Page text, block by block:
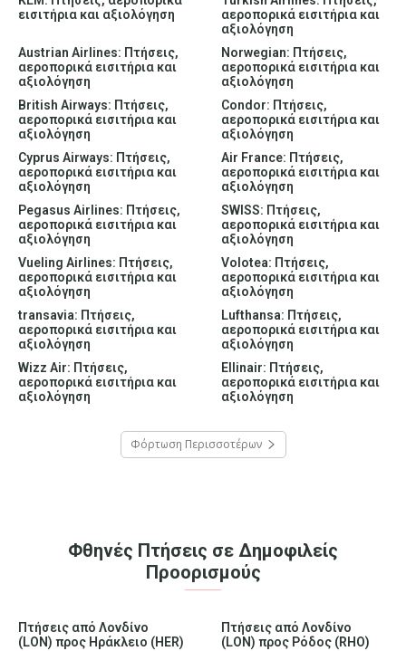
εισιτήρια και αξιολόγηση
αεροπορικά εισιτήρια και
αξιολόγηση
Austrian Airlines: Πτήσεις,
αεροπορικά εισιτήρια και
αξιολόγηση
Norwegian: Πτήσεις,
αεροπορικά εισιτήρια και
αξιολόγηση
British Airways: Πτήσεις,
αεροπορικά εισιτήρια και
αξιολόγηση
Condor: Πτήσεις,
αεροπορικά εισιτήρια και
αξιολόγηση
Cyprus Airways: Πτήσεις,
αεροπορικά εισιτήρια και
αξιολόγηση
Air France: Πτήσεις,
αεροπορικά εισιτήρια και
αξιολόγηση
Pegasus Airlines: Πτήσεις,
αεροπορικά εισιτήρια και
αξιολόγηση
SWISS: Πτήσεις,
αεροπορικά εισιτήρια και
αξιολόγηση
Vueling Airlines: Πτήσεις,
αεροπορικά εισιτήρια και
αξιολόγηση
Volotea: Πτήσεις,
αεροπορικά εισιτήρια και
αξιολόγηση
transavia: Πτήσεις,
αεροπορικά εισιτήρια και
αξιολόγηση
Lufthansa: Πτήσεις,
αεροπορικά εισιτήρια και
αξιολόγηση
Wizz Air: Πτήσεις,
αεροπορικά εισιτήρια και
αξιολόγηση
Ellinair: Πτήσεις,
αεροπορικά εισιτήρια και
αξιολόγηση
Φόρτωση Περισσοτέρων
Φθηνές Πτήσεις σε Δημοφιλείς
Προορισμούς
Πτήσεις από Λονδίνο
(LON) προς Ηράκλειο (HER)
Πτήσεις από Λονδίνο
(LON) προς Ρόδος (RHO)